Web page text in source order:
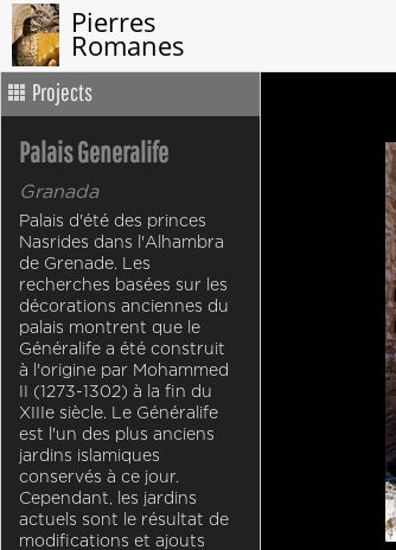
Pierres
Romanes
Projects
Palais Generalife
Granada
Palais d'été des princes
Nasrides dans l'Alhambra
de Grenade. Les
recherches basées sur les
décorations anciennes du
palais montrent que le
Généralife a été construit
à l'origine par Mohammed
II (1273-1302) à la fin du
XIIIe siècle. Le Généralife
est l'un des plus anciens
jardins islamiques
conservés à ce jour.
Cependant, les jardins
actuels sont le résultat de
modifications et ajouts